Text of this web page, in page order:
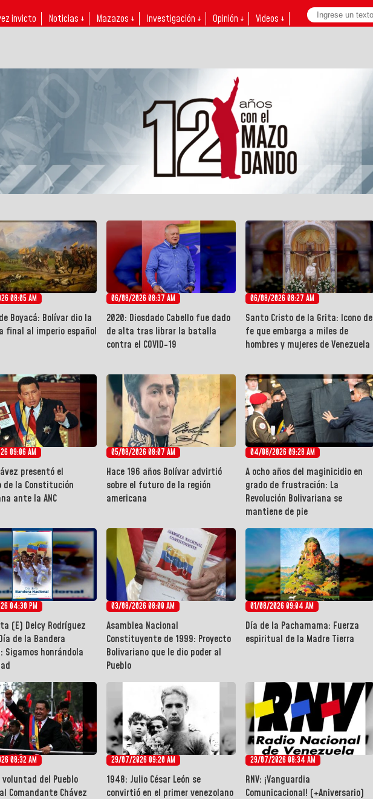
invicto Noticias ↓ Mazazos ↓ Investigación ↓ Opinión ↓ Videos ↓
08:05 AM
Boyacá: Bolívar dio la
final al imperio español
06/08/2026 08:37 AM
2020: Diosdado Cabello fue dado
de alta tras librar la batalla
contra el COVID-19
06/08/2026 08:27 AM
Santo Cristo de la Grita: Icono de
fe que embarga a miles de
hombres y mujeres de Venezuela
09:06 AM
presentó el
de la Constitución
ante la ANC
05/08/2026 08:07 AM
Hace 196 años Bolívar advirtió
sobre el futuro de la región
americana
04/08/2026 09:28 AM
A ocho años del maginicidio en
grado de frustración: La
Revolución Bolivariana se
mantiene de pie
04:30 PM
(E) Delcy Rodríguez
de la Bandera
Sigamos honrándola
03/08/2026 08:00 AM
Asamblea Nacional
Constituyente de 1999: Proyecto
Bolivariano que le dio poder al
Pueblo
01/08/2026 09:04 AM
Día de la Pachamama: Fuerza
espiritual de la Madre Tierra
08:32 AM
voluntad del Pueblo
Comandante Chávez
29/07/2026 09:20 AM
1948: Julio César León se
convirtió en el primer venezolano
29/07/2026 08:34 AM
RNV: ¡Vanguardia
Comunicacional! (+Aniversario)